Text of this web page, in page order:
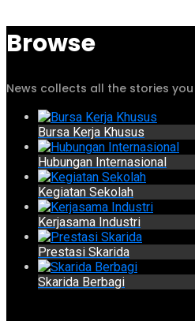
Browse
News collects all the stories
Bursa Kerja Khusus
Hubungan Internasional
Kegiatan Sekolah
Kerjasama Industri
Prestasi Skarida
Skarida Berbagi